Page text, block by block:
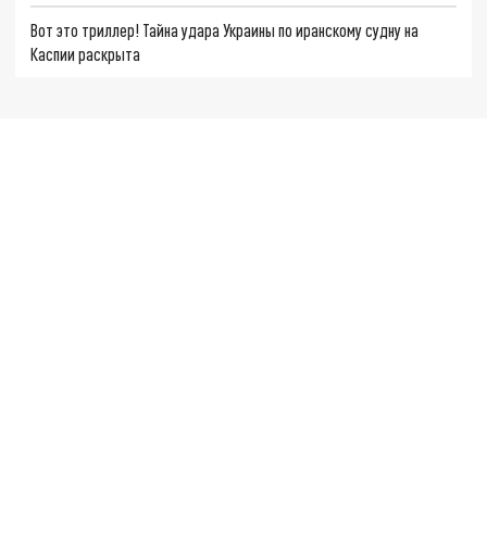
Вот это триллер! Тайна удара Украины по иранскому судну на
Каспии раскрыта